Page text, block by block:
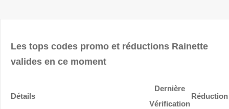
Les tops codes promo et réductions Rainette
valides en ce moment
Détails
Dernière
Vérification
Réduction